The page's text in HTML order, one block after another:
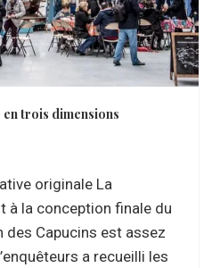
trois dimensions
originale La
à la conception finale du
Capucins est assez
a recueilli les